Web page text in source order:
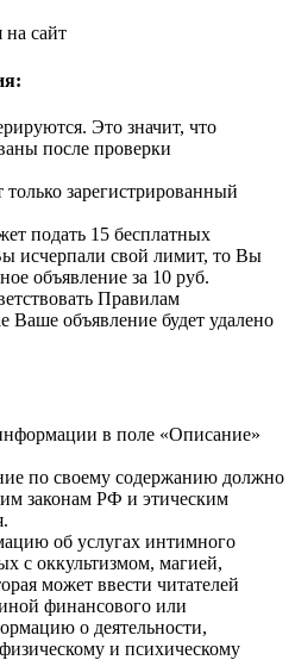
на сайт
Это значит, что
после проверки
зарегистрированный
подать 15 бесплатных
исчерпали свой лимит, то Вы
объявление за 10 руб.
Правилам
Ваше объявление будет удалено
в поле «Описание»
по своему содержанию должно
законам РФ и этическим
об услугах интимного
с оккультизмом, магией,
может ввести читателей
финансового или
о деятельности,
и психическому